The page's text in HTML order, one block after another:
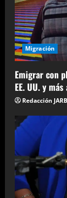
Migración
Emigrar con
EE. UU. y
Redacción JARB